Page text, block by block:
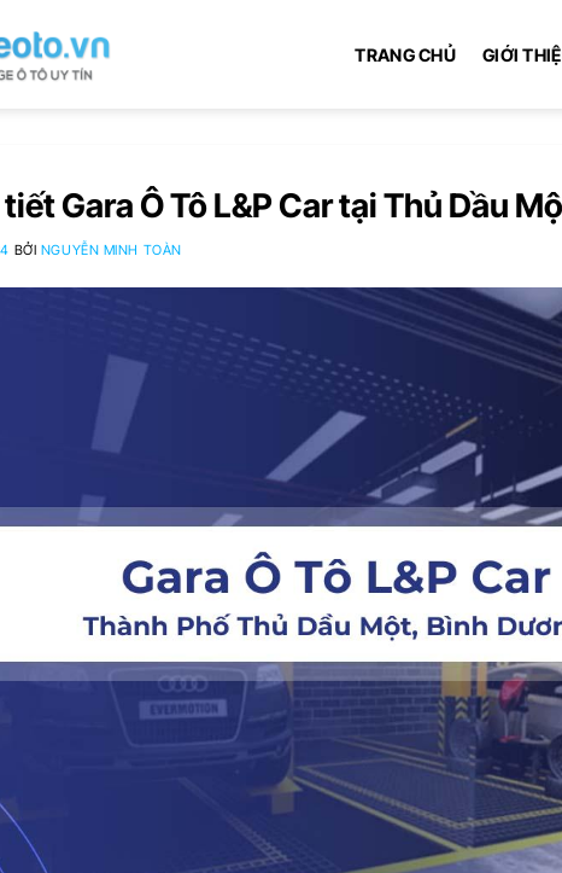
TRANG CHỦ GIỚI
Gara Ô Tô L&P Car tại Thủ Dầu
BỞI NGUYỄN MINH TOÀN